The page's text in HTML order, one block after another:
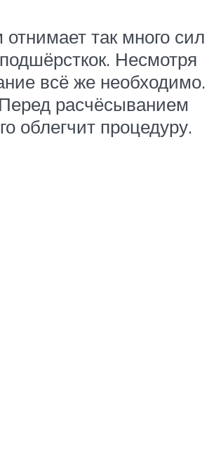
так много сил
Несмотря
всё же необходимо.
расчёсыванием
облегчит процедуру.